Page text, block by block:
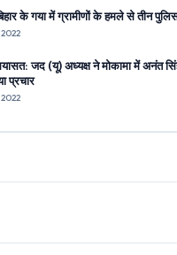
के गया में ग्रामीणों के हमले से तीन
जद (यू) अध्यक्ष ने मोकामा में अनंत
प्रचार